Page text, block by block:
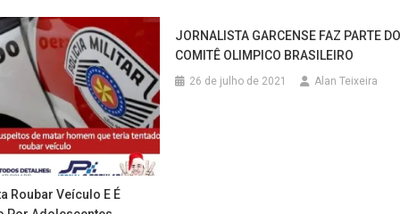
Roubar Veículo E É
JORNALISTA GARCENSE FAZ PARTE
COMITÊ OLIMPICO BRASILEIRO
26 de julho de 2021 Alan Teixeira